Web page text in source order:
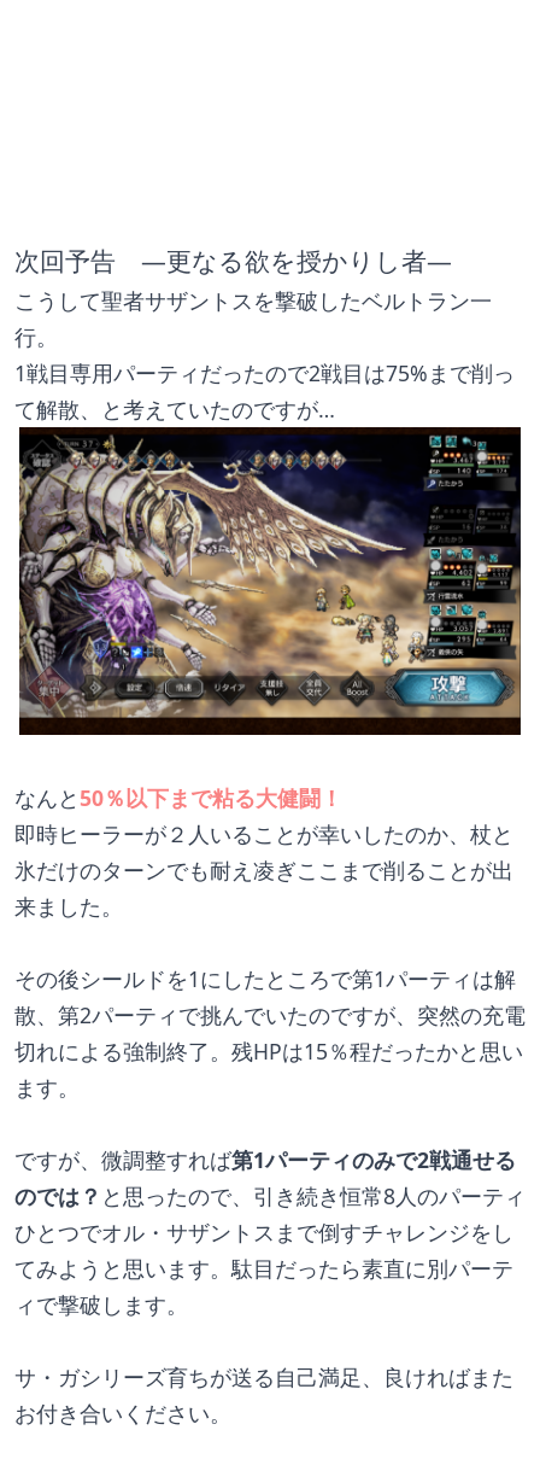
次回予告　―更なる欲を授かりし者―
こうして聖者サザントスを撃破したベルトラン一
行。
1戦目専用パーティだったので2戦目は75%まで削っ
て解散、と考えていたのですが…
なんと 50％以下まで粘る大健闘！
即時ヒーラーが２人いることが幸いしたのか、杖と
氷だけのターンでも耐え凌ぎここまで削ることが出
来ました。
その後シールドを1にしたところで第1パーティは解
散、第2パーティで挑んでいたのですが、突然の充電
切れによる強制終了。残HPは15％程だったかと思い
ます。
ですが、微調整すれば第1パーティのみで2戦通せる
のでは？ と思ったので、引き続き恒常8人のパーティ
ひとつでオル・サザントスまで倒すチャレンジをし
てみようと思います。駄目だったら素直に別パーテ
ィで撃破します。
サ・ガシリーズ育ちが送る自己満足、良ければまた
お付き合いください。